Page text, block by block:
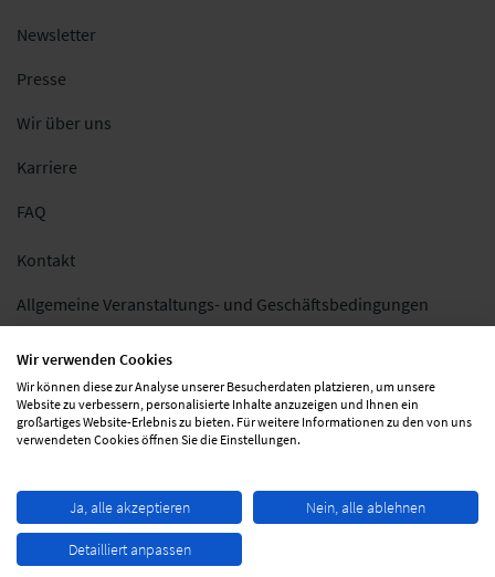
Newsletter
Presse
Wir über uns
Karriere
FAQ
Kontakt
Allgemeine Veranstaltungs- und Geschäftsbedingungen
Impressum
Datenschutz
Folgen Sie uns
Wir verwenden Cookies
Wir können diese zur Analyse unserer Besucherdaten platzieren, um unsere
Website zu verbessern, personalisierte Inhalte anzuzeigen und Ihnen ein
großartiges Website-Erlebnis zu bieten. Für weitere Informationen zu den von uns
verwendeten Cookies öffnen Sie die Einstellungen.
Ja, alle akzeptieren Nein, alle ablehnen
Detailliert anpassen